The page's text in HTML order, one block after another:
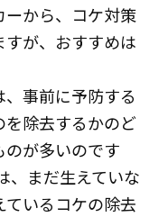
ーから、コケ対策
が、おすすめは
事前に予防する
除去するかのど
のが多いのです
、まだ生えていな
いるコケの除去